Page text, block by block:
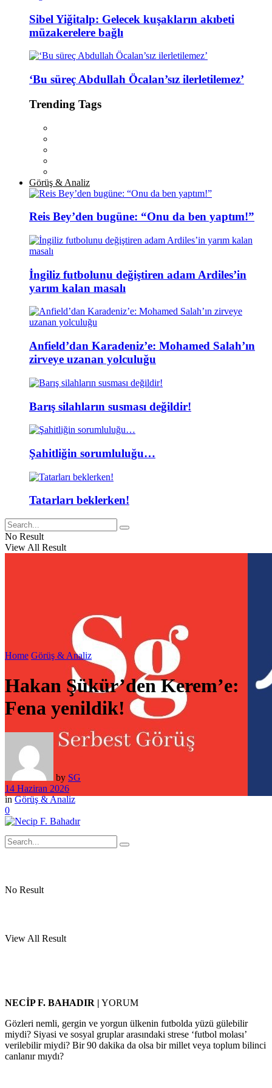
Sibel Yiğitalp: Gelecek kuşakların akıbeti
müzakerelere bağlı
‘Bu süreç Abdullah Öcalan’sız ilerletilemez’
Trending Tags
Görüş & Analiz
Reis Bey’den bugüne: “Onu da ben yaptım!”
İngiliz futbolunu değiştiren adam Ardiles’in
yarım kalan masalı
Anfield’dan Karadeniz’e: Mohamed Salah’ın
zirveye uzanan yolculuğu
Barış silahların susması değildir!
Şahitliğin sorumluluğu…
Tatarları beklerken!
No Result
View All Result
No Result
View All Result
Home Görüş & Analiz
Hakan Şükür’den Kerem’e:
Fena yenildik!
by SG
14 Haziran 2026
in Görüş & Analiz
0
NECİP F. BAHADIR | YORUM
Gözleri nemli, gergin ve yorgun ülkenin futbolda yüzü gülebilir
miydi? Siyasi ve sosyal gruplar arasındaki strese ‘futbol molası’
verilebilir miydi? Bir 90 dakika da olsa bir millet veya toplum bilinci
canlanır mıydı?